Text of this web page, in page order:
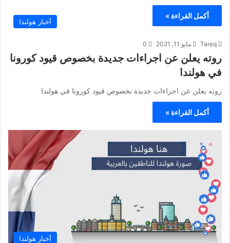
أكمل القراءة »
أخبار هولندا
Tareq مايو 11, 2021 0
روته يعلن عن اجراءات جديدة بخصوص قيود كورونا
في هولندا
روته يعلن عن اجراءات جديدة بخصوص قيود كورونا في هولندا
أكمل القراءة »
أخبار هولندا